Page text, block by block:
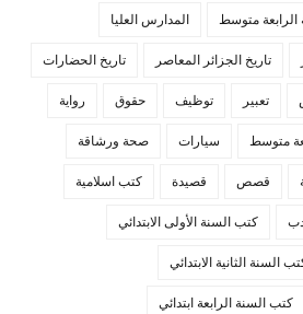
الرابعة متوسط المدارس العليا
تاريخ الجزائر المعاصر تاريخ الحضارات
تعبير توظيف حقوق رواية
متوسط سيارات صحة ورشاقة
قصص قصيدة كتب اسلامية
كتب السنة الأولى الابتدائي
السنة الثانية الابتدائي
كتب السنة الرابعة ابتدائي